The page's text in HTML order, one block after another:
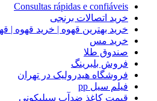
Consultas rápidas e confiáveis
خرید اتصالات برنجی
خرید بهترین قهوه | خرید قهوه |
خرید مس
صندوق طلا
فروش بلبرینگ
فروشگاه هیدرولیک در تهران
فیلم سیل pp
قیمت کاغذ ضدآب سیلیکونی